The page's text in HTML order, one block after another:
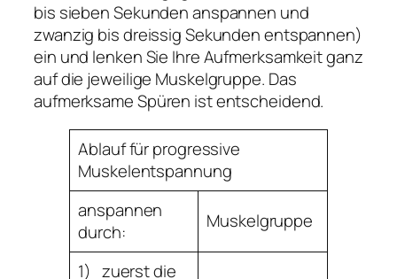
bis sieben Sekunden anspannen und
zwanzig bis dreissig Sekunden entspannen)
ein und lenken Sie Ihre Aufmerksamkeitganz
auf die jeweilige Muskelgruppe. Das
aufmerksame Spüren ist entscheidend.
Ablauf für progressive
Muskelentspannung
anspannen
durch:
Muskelgruppe
1) zuerst die